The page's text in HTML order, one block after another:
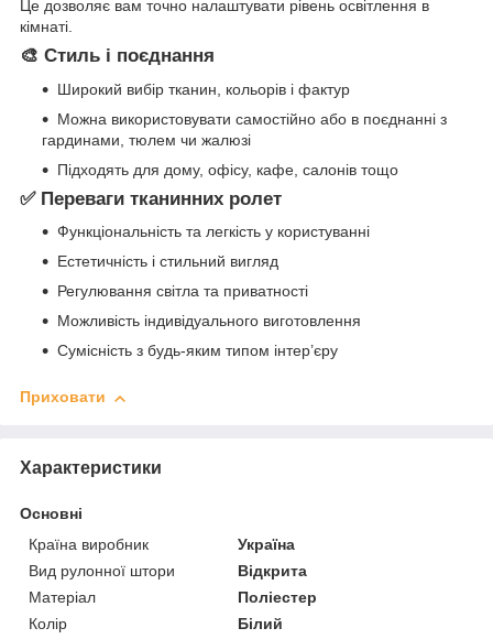
Це дозволяє вам точно налаштувати рівень освітлення в
кімнаті.
🎨 Стиль і поєднання
Широкий вибір тканин, кольорів і фактур
Можна використовувати самостійно або в поєднанні з
гардинами, тюлем чи жалюзі
Підходять для дому, офісу, кафе, салонів тощо
✅ Переваги тканинних ролет
Функціональність та легкість у користуванні
Естетичність і стильний вигляд
Регулювання світла та приватності
Можливість індивідуального виготовлення
Сумісність з будь-яким типом інтер’єру
Приховати
Характеристики
Основні
Країна виробник
Україна
Вид рулонної штори
Відкрита
Матеріал
Поліестер
Колір
Білий